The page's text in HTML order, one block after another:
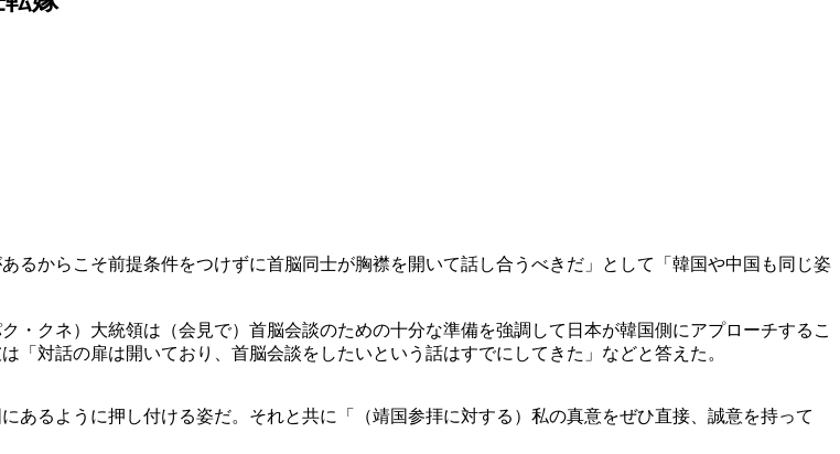
るからこそ前提条件をつけずに首脳同士が胸襟を開いて話し合うべきだ」として「韓国や中国も同じ姿
クネ）大統領は（会見で）首脳会談のための十分な準備を強調して日本が韓国側にアプローチするこ
対話の扉は開いており、首脳会談をしたいという話はすでにしてきた」などと答えた。
るように押し付ける姿だ。それと共に「（靖国参拝に対する）私の真意をぜひ直接、誠意を持って